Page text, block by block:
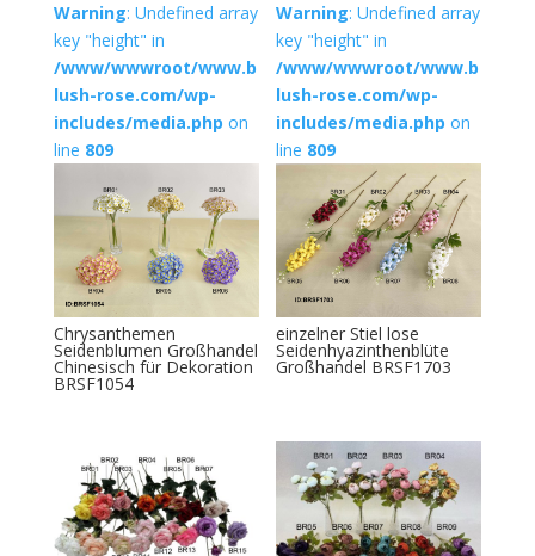
Warning: Undefined array
key "height" in
/www/wwwroot/www.b
lush-rose.com/wp-
includes/media.php on
line 809
Chrysanthemen
Seidenblumen Großhandel
Chinesisch für Dekoration
BRSF1054
Warning: Undefined array
key "height" in
/www/wwwroot/www.b
lush-rose.com/wp-
includes/media.php on
line 809
einzelner Stiel lose
Seidenhyazinthenblüte
Großhandel BRSF1703